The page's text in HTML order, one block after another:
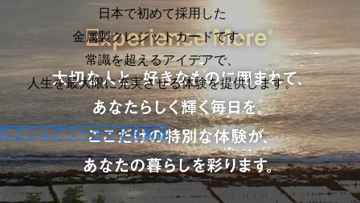
日本で初めて採用した
金属製クレジットカードです。
常識を超えるアイデアで、
人生を最大限に充実させる体験を提供します。
ラグジュアリーカードを知る